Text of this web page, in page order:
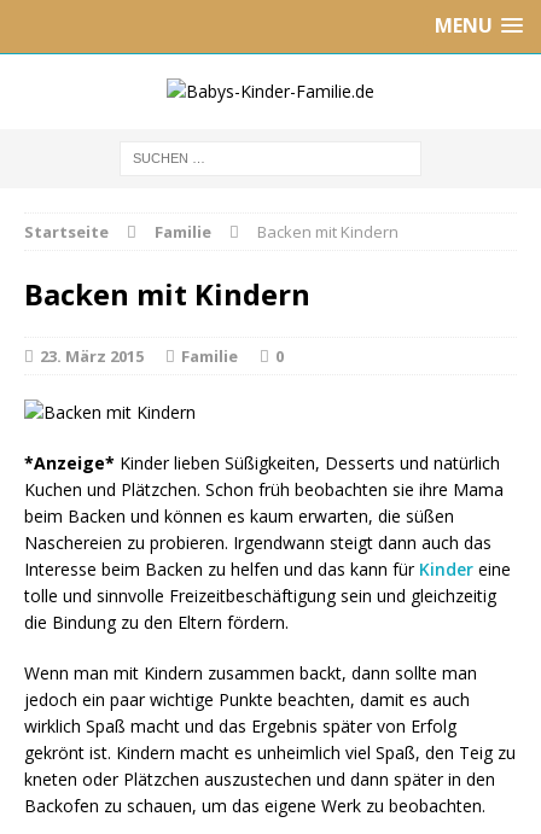
MENU
Startseite Familie Backen mit Kindern
Backen mit Kindern
23. März 2015 Familie 0
*Anzeige* Kinder lieben Süßigkeiten, Desserts und natürlich
Kuchen und Plätzchen. Schon früh beobachten sie ihre Mama
beim Backen und können es kaum erwarten, die süßen
Naschereien zu probieren. Irgendwann steigt dann auch das
Interesse beim Backen zu helfen und das kann für Kinder eine
tolle und sinnvolle Freizeitbeschäftigung sein und gleichzeitig
die Bindung zu den Eltern fördern.
Wenn man mit Kindern zusammen backt, dann sollte man
jedoch ein paar wichtige Punkte beachten, damit es auch
wirklich Spaß macht und das Ergebnis später von Erfolg
gekrönt ist. Kindern macht es unheimlich viel Spaß, den Teig zu
kneten oder Plätzchen auszustechen und dann später in den
Backofen zu schauen, um das eigene Werk zu beobachten.